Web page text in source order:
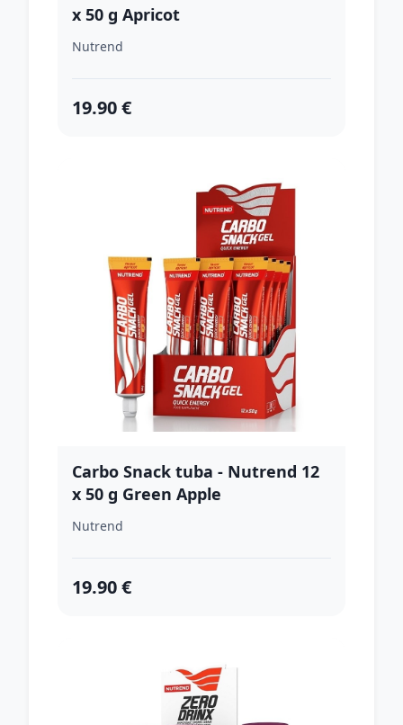
x 50 g Apricot
Nutrend
19.90 €
Carbo Snack tuba - Nutrend 12
x 50 g Green Apple
Nutrend
19.90 €